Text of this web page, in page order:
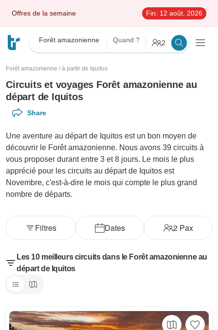
Offres de la semaine Fin: 12 août, 2026
Forêt amazonienne Quand ? 2
Forêt amazonienne / à partir de Iquitos
Circuits et voyages Forêt amazonienne au
départ de Iquitos
Share
Une aventure au départ de Iquitos est un bon moyen de
découvrir le Forêt amazonienne. Nous avons 39 circuits à
vous proposer durant entre 3 et 8 jours. Le mois le plus
apprécié pour les circuits au départ de Iquitos est
Novembre, c'est-à-dire le mois qui compte le plus grand
nombre de départs.
Dates 2Pax
Filtres
Les 10 meilleurs circuits dans le Forêt amazonienne au
départ de Iquitos